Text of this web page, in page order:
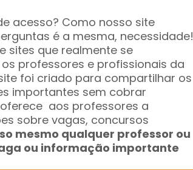
acesso? Como nosso site
é a mesma, necessidade!
sites que realmente se
professores e profissionais da
foi criado para compartilhar os
importantes sem cobrar
aos professores a
sobre vagas, concursos
mesmo qualquer professor ou
ou informação importante